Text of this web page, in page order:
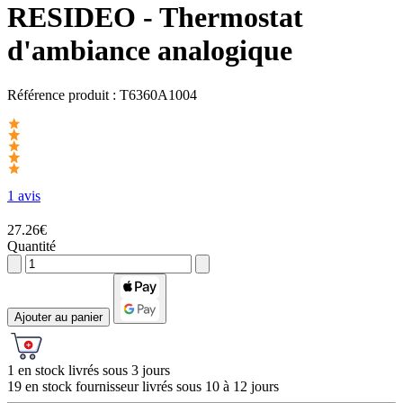
RESIDEO - Thermostat
d'ambiance analogique
Référence produit : T6360A1004
1 avis
27.26€
Quantité
Ajouter au panier
1 en stock livrés sous 3 jours
19 en stock fournisseur livrés sous 10 à 12 jours